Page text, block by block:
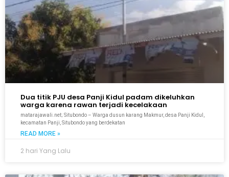
Dua titik PJU desa Panji Kidul padam dikeluhkan
warga karena rawan terjadi kecelakaan
matarajawali.net; Situbondo – Warga dusun karang Makmur, desa Panji Kidul,
kecamatan Panji, Situbondo yang berdekatan
READ MORE »
2 hari Yang Lalu